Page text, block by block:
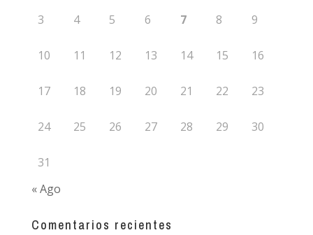
3 4 5 6 7 8 9
10 11 12 13 14 15 16
17 18 19 20 21 22 23
24 25 26 27 28 29 30
31
« Ago
Comentarios recientes